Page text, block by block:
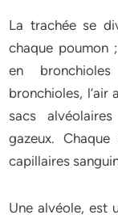
La trachée se
chaque poumon
en
bronchioles, l’air
sacs
gazeux.
capillaires
Une alvéole, est